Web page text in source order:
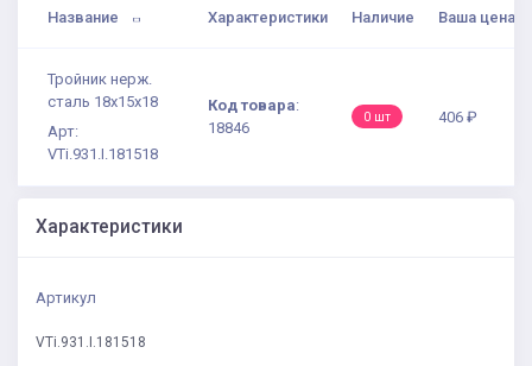
Название Характеристики Наличие Ваша цена
Тройник нерж.
сталь 18х15х18
Арт:
VTi.931.I.181518
Код товара:
18846
0 шт 406 ₽
Характеристики
Артикул
VTi.931.I.181518